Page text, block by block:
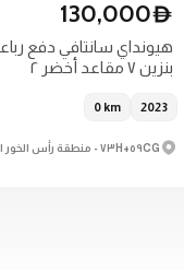
D
130,000
بنزين ٧ مقاعد أخضر ٢
2023
0 km